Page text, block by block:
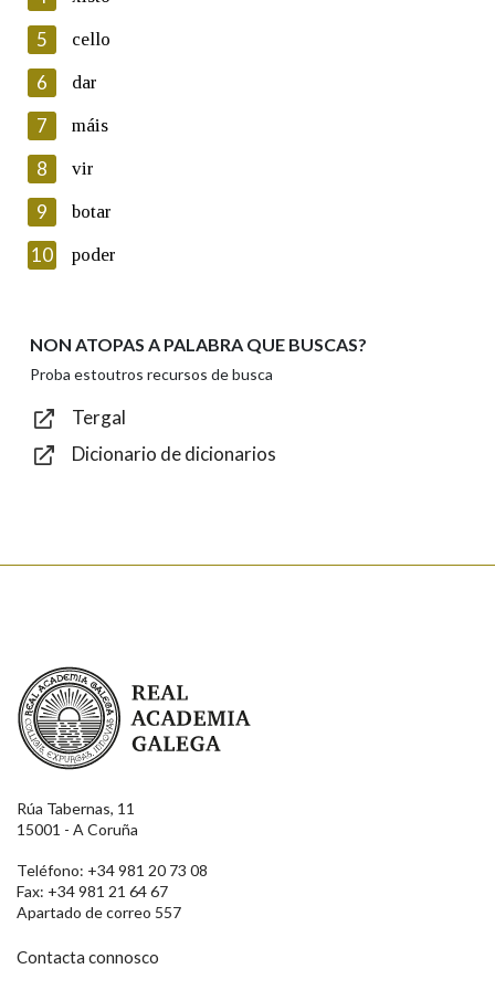
Lin e acepto as condicións da política de
Introduce o código que aparece na imaxe:
Texto de verificación
Enviar
5 cello
6 dar
7 máis
8 vir
9 botar
10 poder
NON ATOPAS A PALABRA QUE BUSCAS?
Proba estoutros recursos de busca
Tergal
Dicionario de dicionarios
Real Academia Galega
Rúa Tabernas, 11
15001 - A Coruña
Teléfono: +34 981 20 73 08
Fax: +34 981 21 64 67
Apartado de correo 557
Contacta connosco